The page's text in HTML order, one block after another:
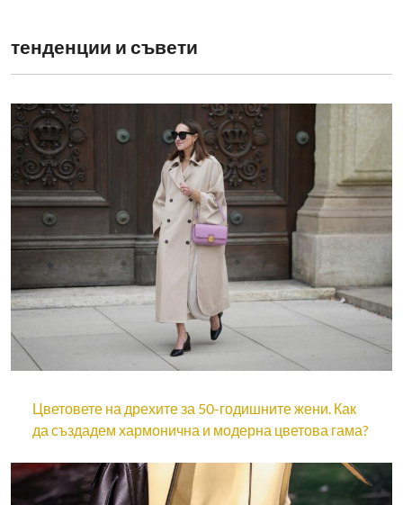
тенденции и съвети
Цветовете на дрехите за 50-годишните жени. Как
да създадем хармонична и модерна цветова гама?